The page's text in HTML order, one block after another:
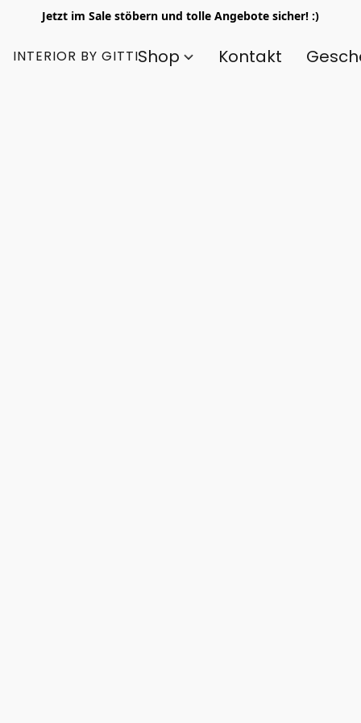
Jetzt im Sale stöbern und tolle Angebote sicher! :)
INTERIOR BY GITTIShop Kontakt